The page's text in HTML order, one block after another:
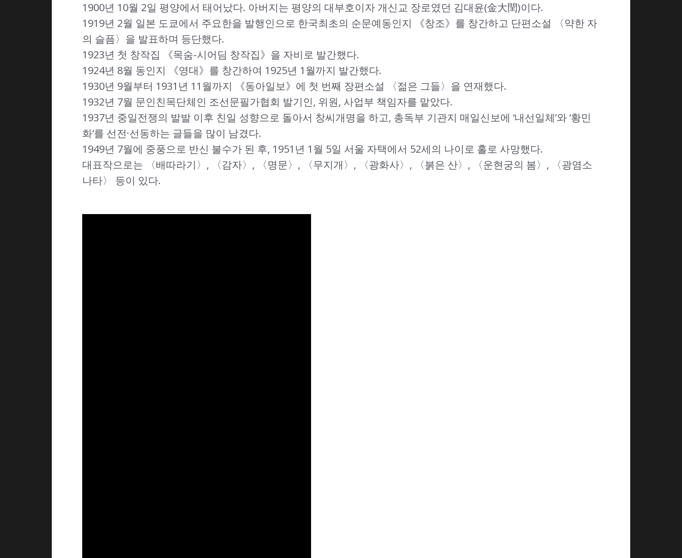
1900년 10월 2일 평양에서 태어났다. 아버지는 평양의 대부호이자 개신교 장로였던 김대윤(金大閏)이다.
1919년 2월 일본 도쿄에서 주요한을 발행인으로 한국최초의 순문예동인지 《창조》를 창간하고 단편소설 〈약한 자
의 슬픔〉을 발표하며 등단했다.
1923년 첫 창작집 《목숨-시어딤 창작집》을 자비로 발간했다.
1924년 8월 동인지 《영대》를 창간하여 1925년 1월까지 발간했다.
1930년 9월부터 1931년 11월까지 《동아일보》에 첫 번째 장편소설 〈젊은 그들〉을 연재했다.
1932년 7월 문인친목단체인 조선문필가협회 발기인, 위원, 사업부 책임자를 맡았다.
1937년 중일전쟁의 발발 이후 친일 성향으로 돌아서 창씨개명을 하고, 총독부 기관지 매일신보에 ‘내선일체’와 ‘황민
화’를 선전·선동하는 글들을 많이 남겼다.
1949년 7월에 중풍으로 반신 불수가 된 후, 1951년 1월 5일 서울 자택에서 52세의 나이로 홀로 사망했다.
대표작으로는 〈배따라기〉, 〈감자〉, 〈명문〉, 〈무지개〉, 〈광화사〉, 〈붉은 산〉, 〈운현궁의 봄〉, 〈광염소
나타〉 등이 있다.